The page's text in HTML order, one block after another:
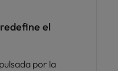
el
por la